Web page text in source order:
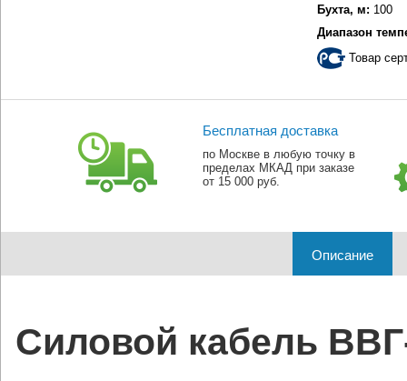
Бухта, м: 100
Диапазон
Товар
Бесплатная доставка
по Москве в любую точку в
пределах МКАД при заказе
от 15 000 руб.
Описание
Силовой кабель